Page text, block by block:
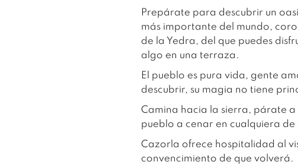
Prepárate para descubrir un
más importante del mundo,
de la Yedra, del que puedes
algo en una terraza.
El pueblo es pura vida, gente
descubrir, su magia no tiene
Camina hacia la sierra, párate a
pueblo a cenar en cualquiera de
Cazorla ofrece hospitalidad al
convencimiento de que volverá.